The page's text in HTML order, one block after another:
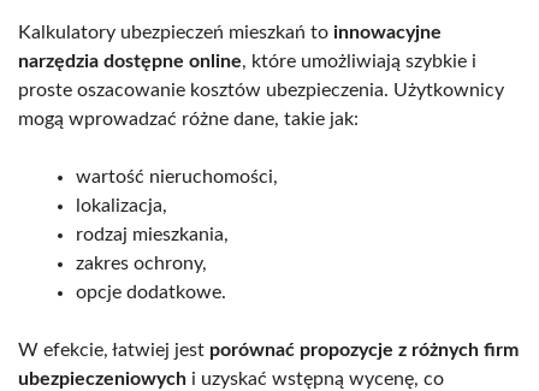
Kalkulatory ubezpieczeń mieszkań to innowacyjne
narzędzia dostępne online, które umożliwiają szybkie i
proste oszacowanie kosztów ubezpieczenia. Użytkownicy
mogą wprowadzać różne dane, takie jak:
wartość nieruchomości,
lokalizacja,
rodzaj mieszkania,
zakres ochrony,
opcje dodatkowe.
W efekcie, łatwiej jest porównać propozycje z różnych firm
ubezpieczeniowych i uzyskać wstępną wycenę, co